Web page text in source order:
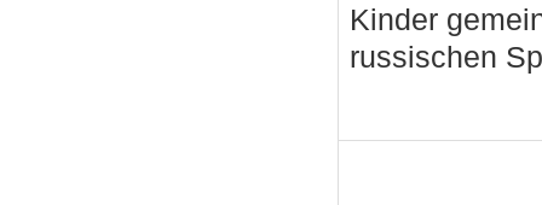
Kinder
russischen